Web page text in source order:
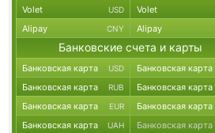
Volet USD Volet
Alipay CNY Alipay
Банковские счета и карты
Банковская карта USD Банковская карта
Банковская карта RUB Банковская карта
Банковская карта EUR Банковская карта
Банковская карта UAH Банковская карта